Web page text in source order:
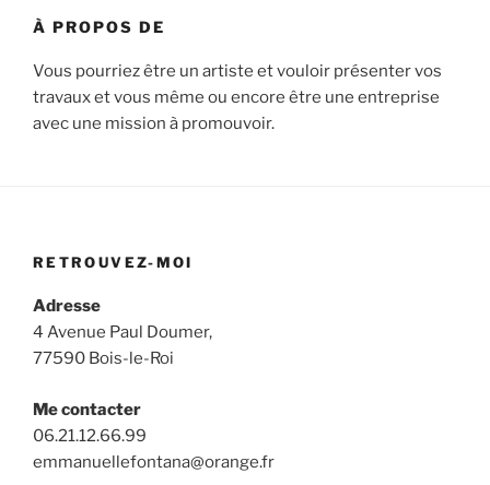
À PROPOS DE
Vous pourriez être un artiste et vouloir présenter vos
travaux et vous même ou encore être une entreprise
avec une mission à promouvoir.
RETROUVEZ-MOI
Adresse
4 Avenue Paul Doumer,
77590 Bois-le-Roi
Me contacter
06.21.12.66.99
emmanuellefontana@orange.fr